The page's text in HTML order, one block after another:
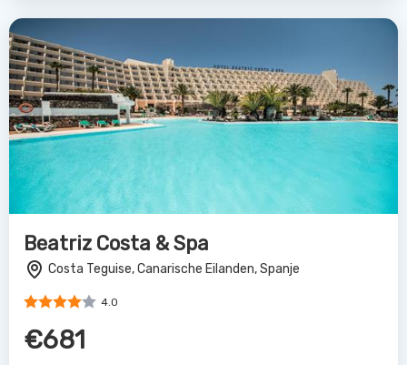
Beatriz Costa & Spa
Costa Teguise, Canarische Eilanden, Spanje
4.0
€681